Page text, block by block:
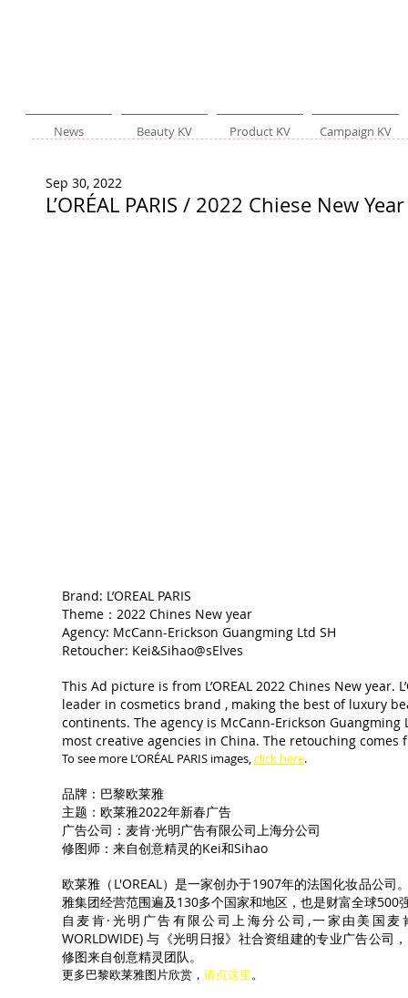
News Beauty KV Product KV Campaign KV
L’ORÉAL PARIS / 2022 Chiese New Year
Sep 30, 2022
Brand: L’OREAL PARIS
Theme：2022 Chines New year
Agency: McCann-Erickson Guangming Ltd SH
Retoucher: Kei&Sihao@sElves
This Ad picture is from L’OREAL 2022 Chines New year.
leader in cosmetics brand , making the best of luxury
continents. The agency is McCann-Erickson
most creative agencies in China. The retouching comes
To see more L’ORÉAL PARIS images, click here.
品牌：巴黎欧莱雅
主题：欧莱雅2022年新春广告
广告公司：麦肯·光明广告有限公司上海分公司
修图师：来自创意精灵的Kei和Sihao
欧莱雅（L'OREAL）是一家创办于1907年的法国化妆品公司
雅集团经营范围遍及130多个国家和地区，也是财富全球500
自麦肯·光明广告有限公司上海分公司,一家由美国麦
WORLDWIDE) 与《光明日报》社合资组建的专业广告公司
修图来自创意精灵团队。
更多巴黎欧莱雅图片欣赏， 请点这里。